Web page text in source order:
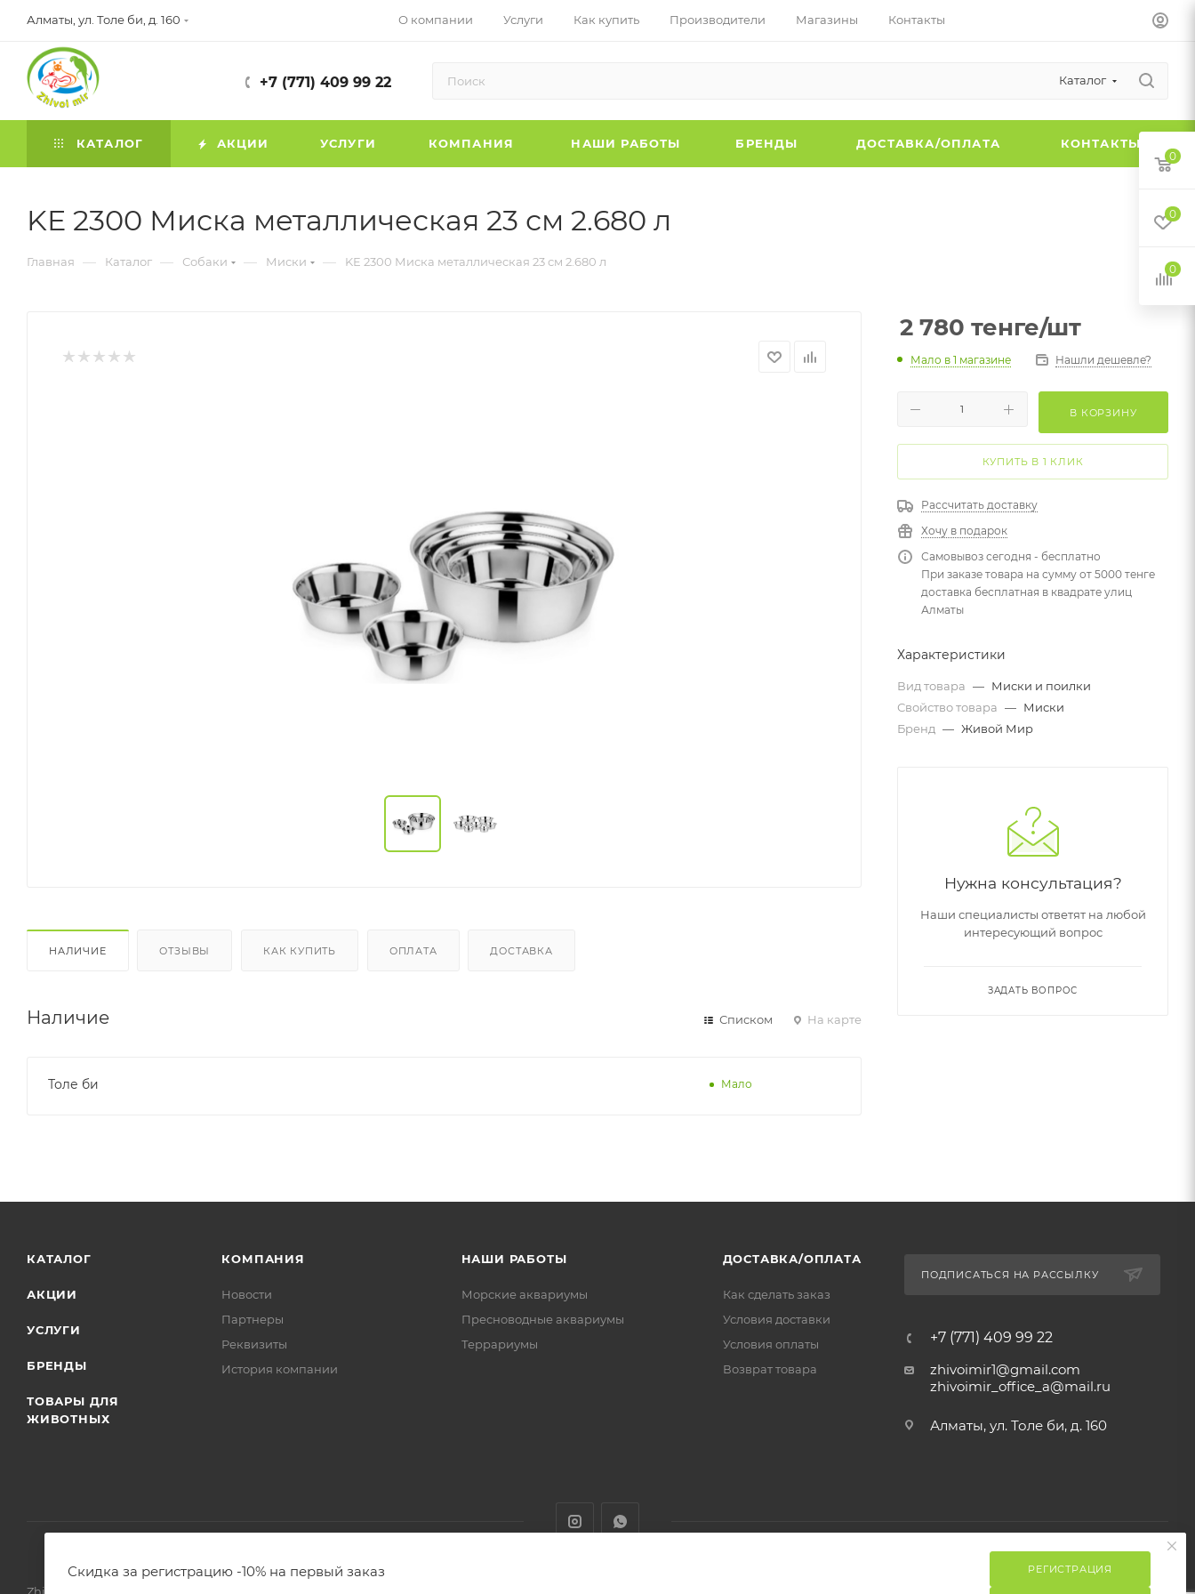
Алматы, ул. Толе би, д. 160 О компании Услуги Как купить Производители Магазины Контакты
+7 (771) 409 99 22 Каталог
КАТАЛОГ АКЦИИ УСЛУГИ КОМПАНИЯ НАШИ РАБОТЫ БРЕНДЫ ДОСТАВКА/ОПЛАТА КОНТАКТЫ
KE 2300 Миска металлическая 23 см 2.680 л
Главная — Каталог — Собаки — Миски — KE 2300 Миска металлическая 23 см 2.680 л
НАЛИЧИЕ ОТЗЫВЫ КАК КУПИТЬ ОПЛАТА ДОСТАВКА
Наличие Списком На карте
Толе би Мало
2 780 тенге/шт
Мало в 1 магазине Нашли дешевле?
В КОРЗИНУ
КУПИТЬ В 1 КЛИК
Рассчитать доставку
Хочу в подарок
Самовывоз сегодня - бесплатно
При заказе товара на сумму от 5000 тенге
доставка бесплатная в квадрате улиц
Алматы
Характеристики
Вид товара — Миски и поилки
Свойство товара — Миски
Бренд — Живой Мир
Нужна консультация?
Наши специалисты ответят на любой
интересующий вопрос
ЗАДАТЬ ВОПРОС
КАТАЛОГ
АКЦИИ
УСЛУГИ
БРЕНДЫ
ТОВАРЫ ДЛЯ
ЖИВОТНЫХ
КОМПАНИЯ
Новости
Партнеры
Реквизиты
История компании
НАШИ РАБОТЫ
Морские аквариумы
Пресноводные аквариумы
Террариумы
ДОСТАВКА/ОПЛАТА
Как сделать заказ
Условия доставки
Условия оплаты
Возврат товара
ПОДПИСАТЬСЯ НА РАССЫЛКУ
+7 (771) 409 99 22
zhivoimir1@gmail.com
zhivoimir_office_a@mail.ru
Алматы, ул. Толе би, д. 160
0
0
0
Скидка за регистрацию -10% на первый заказ РЕГИСТРАЦИЯ